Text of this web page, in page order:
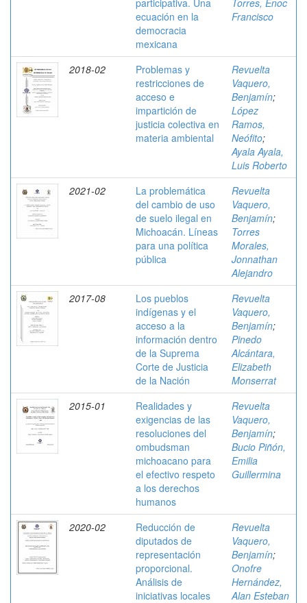
participativa. Una
ecuación en la
democracia
mexicana
Torres, Enoc
Francisco
2018-02
Problemas y
restricciones de
acceso e
impartición de
justicia colectiva en
materia ambiental
Revuelta
Vaquero,
Benjamín;
López
Ramos,
Neófito;
Ayala Ayala,
Luis Roberto
2021-02
La problemática
del cambio de uso
de suelo ilegal en
Michoacán. Líneas
para una política
pública
Revuelta
Vaquero,
Benjamín;
Torres
Morales,
Jonnathan
Alejandro
2017-08
Los pueblos
indígenas y el
acceso a la
información dentro
de la Suprema
Corte de Justicia
de la Nación
Revuelta
Vaquero,
Benjamín;
Pinedo
Alcántara,
Elizabeth
Monserrat
2015-01
Realidades y
exigencias de las
resoluciones del
ombudsman
michoacano para
el efectivo respeto
a los derechos
humanos
Revuelta
Vaquero,
Benjamín;
Bucio Piñón,
Emilia
Guillermina
2020-02
Reducción de
diputados de
representación
proporcional.
Análisis de
iniciativas locales
Revuelta
Vaquero,
Benjamín;
Onofre
Hernández,
Alan Esteban